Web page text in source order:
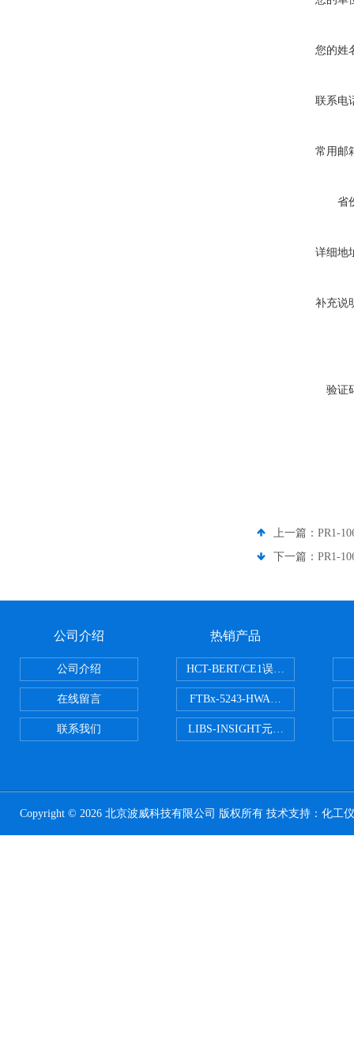
您的姓
联系电
常用邮
省
详细地
补充说
验证
上一篇： PR1-
下一篇： PR1-
公司介绍
公司介绍
在线留言
联系我们
热销产品
HCT-BERT/CE1误码测试仪
FTBx-5243-HWA光谱分析仪
LIBS-INSIGHT元素光谱分析仪
Copyright © 2026 北京波威科技有限公司 版权所有 技术支持： 化工